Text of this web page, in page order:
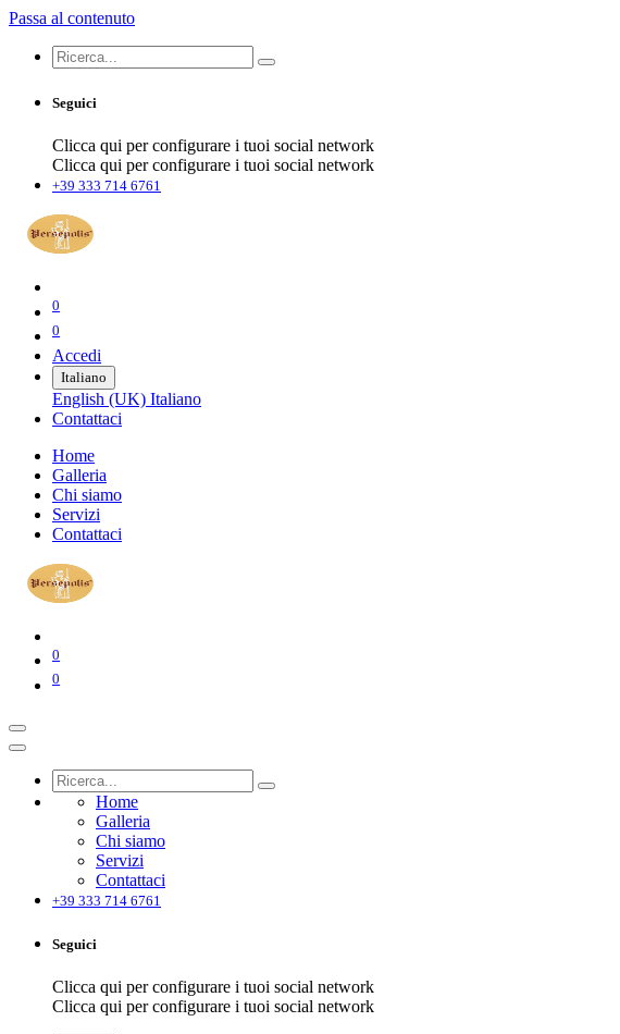
Passa al contenuto
Seguici
Clicca qui per configurare i tuoi social network
Clicca qui per configurare i tuoi social network
+39 333 714 6761
0
0
Accedi
Italiano
English (UK) Italiano
Contattaci
Home
Galleria
Chi siamo
Servizi
Contattaci
0
0
Home
Galleria
Chi siamo
Servizi
Contattaci
+39 333 714 6761
Seguici
Clicca qui per configurare i tuoi social network
Clicca qui per configurare i tuoi social network